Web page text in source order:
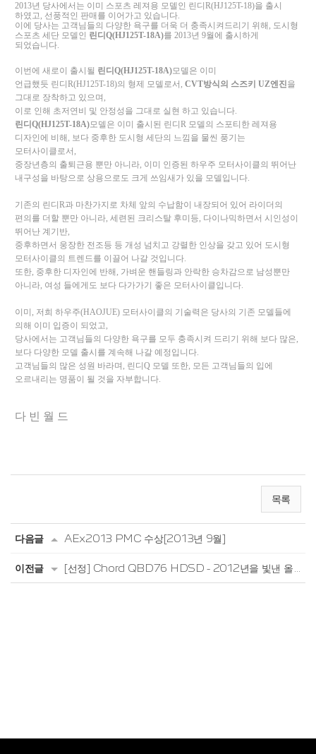
2013년 당사에서는 이미 스포츠 레져용 모델인 린디 R(HJ125T-18)을 출시
하였고, 선풍적인 판매를 이어가고 있습니다.
이에 당사는 고객님들의 다양한 욕구를 더욱 더 충족시켜드리기 위해 , 도시형
스포츠 세단 모델인 린디 Q(HJ125T-18A)를 2013년 9월에 출시하게
되었습니다.
이번에 새로이 출시될 린디 Q(HJ125T-18A)모델은 이미
언급했듯 린디 R(HJ125T-18)의 형제 모델로서 , CVT방식의 스즈키 UZ엔진을
그대로 장착하고 있으며 ,
이로 인해 초저연비 및 안정성을 그대로 실현 하고 있습니다.
린디 Q(HJ125T-18A)모델은 이미 출시된 린디 R 모델의 스포티한 레져용
디자인에 비해 , 보다 중후한 도시형 세단의 느낌을 물씬 풍기는
모터사이클로서 ,
중장년층의 출퇴근용 뿐만 아니라, 이미 인증된 하우주 모터사이클의 뛰어난
내구성을 바탕으로 상용으로도 크게 쓰임새가 있을 모델입니다.
기존의 린디 R과 마찬가지로 차체 앞의 수납함이 내장되어 있어 라이더의
편의를 더할 뿐만 아니라, 세련된 크리스탈 후미등, 다이나믹하면서 시인성이
뛰어난 계기반,
중후하면서 웅장한 전조등 등 개성 넘치고 강렬한 인상을 갖고 있어 도시형
모터사이클의 트렌드를 이끌어 나갈 것입니다.
또한, 중후한 디자인에 반해 , 가벼운 핸들링과 안락한 승차감으로 남성뿐만
아니라, 여성 들에게도 보다 다가가기 좋은 모터사이클입니다.
이미 , 저희 하우주(HAOJUE) 모터사이클의 기술력은 당사의 기존 모델들에
의해 이미 입증이 되었고,
당사에서는 고객님들의 다양한 욕구를 모두 충족시켜 드리기 위해 보다 많은,
보다 다양한 모델 출시를 계속해 나갈 예정입니다.
고객님들의 많은 성원 바라며 , 린디 Q 모델 또한, 모든 고객님들의 입에
오르내리는 명품이 될 것을 자부합니다.
다 빈 월 드
목록
다음글 AEx2013 PMC 수상[2013년 9월]
이전글 [선정] Chord QBD76 HDSD - 2012년을 빛낸 올해의 오디오 베스트10 '3부' (하이파이클...